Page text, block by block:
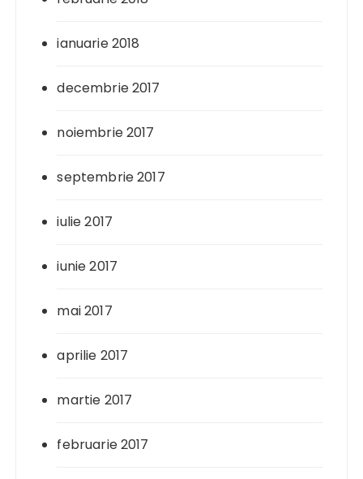
ianuarie 2018
decembrie 2017
noiembrie 2017
septembrie 2017
iulie 2017
iunie 2017
mai 2017
aprilie 2017
martie 2017
februarie 2017